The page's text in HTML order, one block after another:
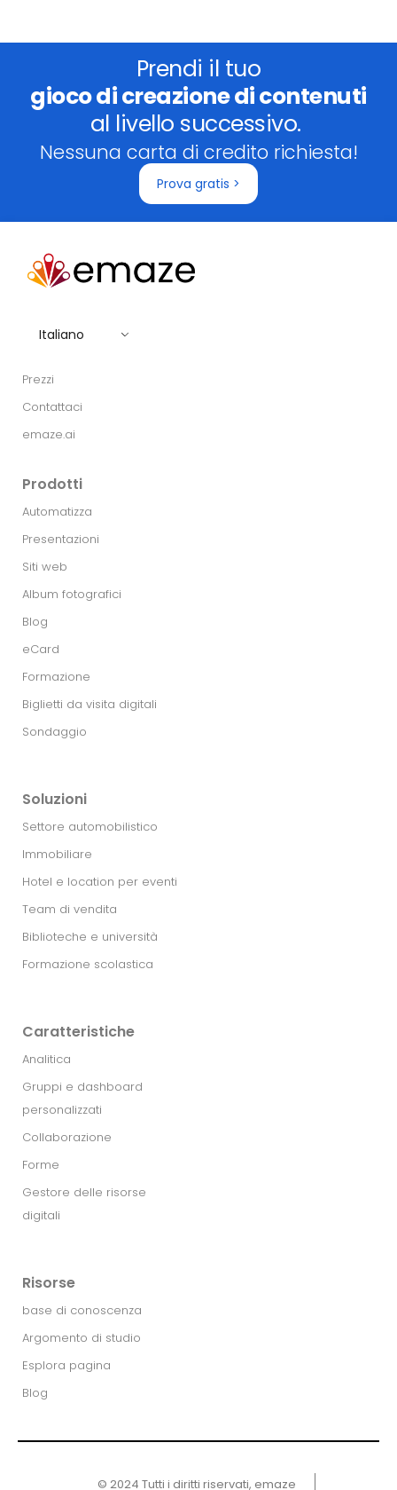
Prendi il tuo
gioco di creazione di contenuti
al livello successivo.
Nessuna carta di credito richiesta!
Prova gratis >
Italiano
Prezzi
Contattaci
emaze.ai
Prodotti
Automatizza
Presentazioni
Siti web
Album fotografici
Blog
eCard
Formazione
Biglietti da visita digitali
Sondaggio
Soluzioni
Settore automobilistico
Immobiliare
Hotel e location per eventi
Team di vendita
Biblioteche e università
Formazione scolastica
Caratteristiche
Analitica
Gruppi e dashboard
personalizzati
Collaborazione
Forme
Gestore delle risorse
digitali
Risorse
base di conoscenza
Argomento di studio
Esplora pagina
Blog
© 2024 Tutti i diritti riservati, emaze ​